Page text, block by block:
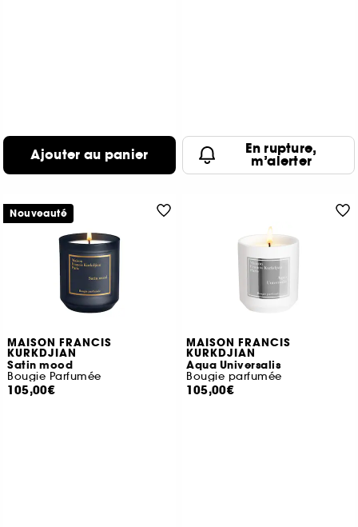
Ajouter au panier En rupture,
m’alerter
MAISON FRANCIS
KURKDJIAN
Satin mood
Bougie Parfumée
105,00€
Nouveauté
MAISON FRANCIS
KURKDJIAN
Aqua Universalis
Bougie parfumée
105,00€